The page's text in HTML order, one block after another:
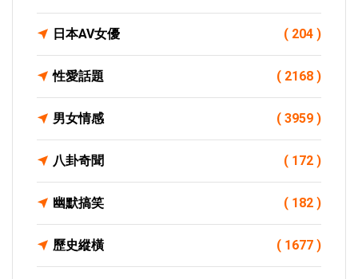
日本AV女優 ( 204 )
性愛話題 ( 2168 )
男女情感 ( 3959 )
八卦奇聞 ( 172 )
幽默搞笑 ( 182 )
歷史縱橫 ( 1677 )